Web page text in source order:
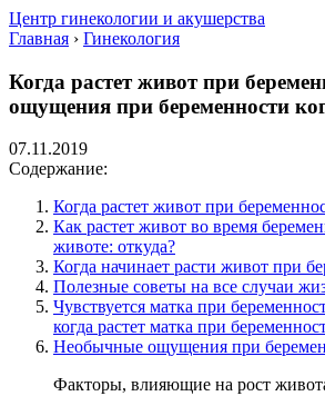
Центр гинекологии и акушерства
Главная › Гинекология
Когда растет живот при
ощущения при беременности
07.11.2019
Содержание:
Когда растет живот при
Как растет живот во время
животе: откуда?
Когда начинает расти живот при
Полезные советы на все случаи
Чувствуется матка при
когда растет матка при
Необычные ощущения при
Факторы, влияющие на рост